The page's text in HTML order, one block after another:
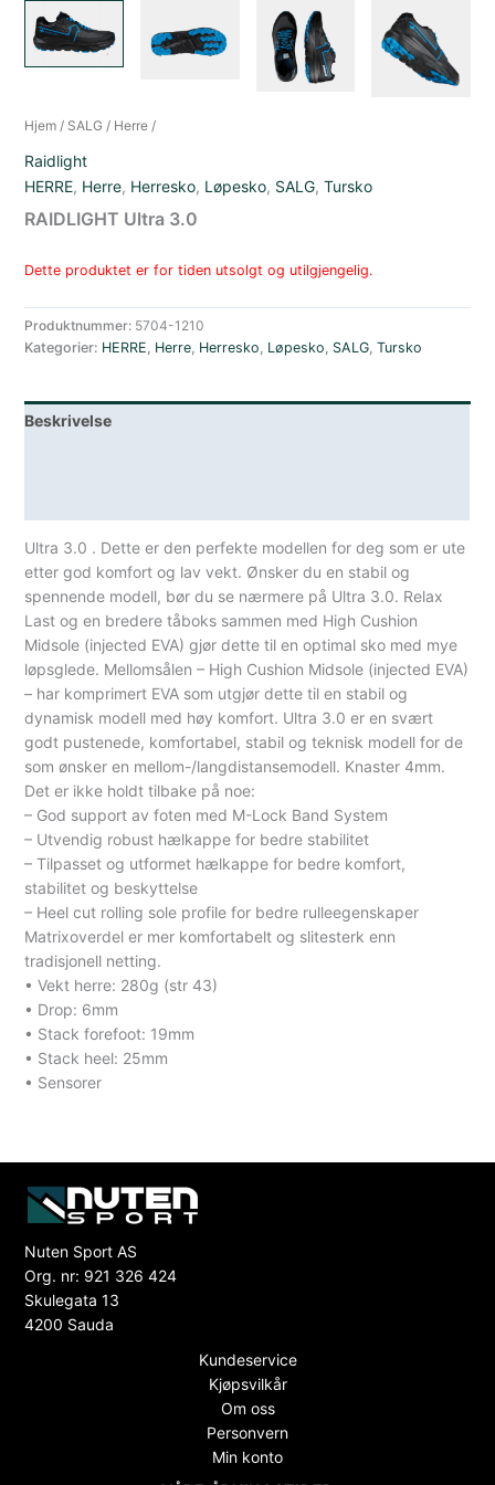
Hjem / SALG / Herre /
Raidlight
HERRE, Herre, Herresko, Løpesko, SALG,Tursko
RAIDLIGHT Ultra 3.0
Dette produktet er for tiden utsolgt og utilgjengelig.
Produktnummer: 5704-1210
Kategorier: HERRE, Herre, Herresko, Løpesko, SALG,Tursko
Beskrivelse
Ultra 3.0 . Dette er den perfekte modellen for deg som er ute
etter god komfort og lav vekt. Ønsker du en stabil og
spennende modell, bør du se nærmere på Ultra 3.0. Relax
Last og en bredere tåboks sammen med High Cushion
Midsole (injected EVA) gjør dette til en optimal sko med mye
løpsglede. Mellomsålen – High Cushion Midsole (injected EVA)
– har komprimert EVA som utgjør dette til en stabil og
dynamisk modell med høy komfort. Ultra 3.0 er en svært
godt pustenede, komfortabel, stabil og teknisk modell for de
som ønsker en mellom-/langdistansemodell. Knaster 4mm.
Det er ikke holdt tilbake på noe:
– God support av foten med M-Lock Band System
– Utvendig robust hælkappe for bedre stabilitet
– Tilpasset og utformet hælkappe for bedre komfort,
stabilitet og beskyttelse
– Heel cut rolling sole profile for bedre rulleegenskaper
Matrixoverdel er mer komfortabelt og slitesterk enn
tradisjonell netting.
• Vekt herre: 280g (str 43)
• Drop: 6mm
• Stack forefoot: 19mm
• Stack heel: 25mm
• Sensorer
Nuten Sport AS
Org. nr: 921 326 424
Skulegata 13
4200 Sauda
Kundeservice
Kjøpsvilkår
Om oss
Personvern
Min konto